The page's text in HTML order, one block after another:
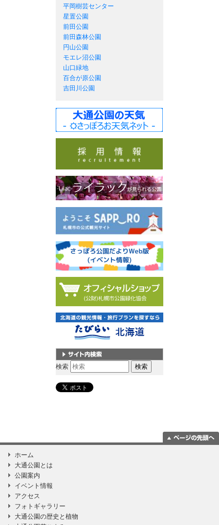
平岡樹芸センター
星置公園
前田公園
前田森林公園
円山公園
モエレ沼公園
山口緑地
百合が原公園
吉田川公園
サイト内検索
検索
ホーム
大通公園とは
公園案内
イベント情報
アクセス
フォトギャラリー
大通公園の歴史と植物